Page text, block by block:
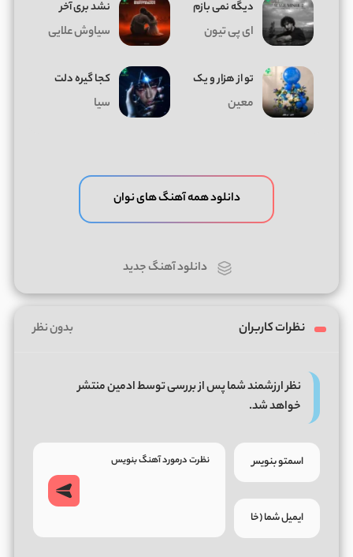
دیگه نمی بازم
ای پی تیون
نشد بری آخر
سیاوش علایی
تو از هزار و یک
معین
کجا گیره دلت
سیا
دانلود همه آهنگ های نوان
دانلود آهنگ جدید
نظرات کاربران بدون نظر
نظر ارزشمند شما پس از بررسی توسط ادمین منتشر
خواهد شد.